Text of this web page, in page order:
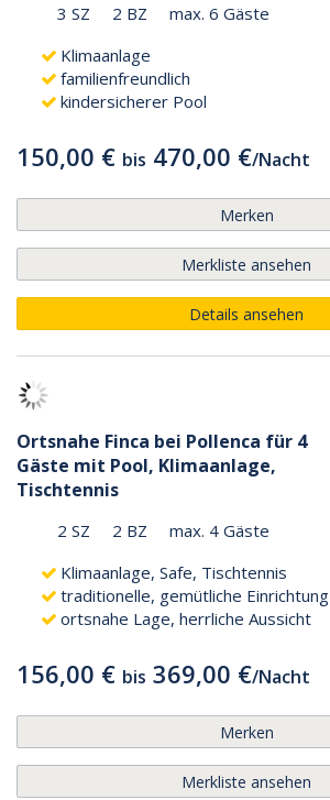
3 SZ 2 BZ max. 6 Gäste
Klimaanlage
familienfreundlich
kindersicherer Pool
150,00 € bis 470,00 €/Nacht
Merken
Merkliste ansehen
Details ansehen
Ortsnahe Finca bei Pollenca für 4
Gäste mit Pool, Klimaanlage,
Tischtennis
2 SZ 2 BZ max. 4 Gäste
Klimaanlage, Safe, Tischtennis
traditionelle, gemütliche Einrichtung
ortsnahe Lage, herrliche Aussicht
156,00 € bis 369,00 €/Nacht
Merken
Merkliste ansehen